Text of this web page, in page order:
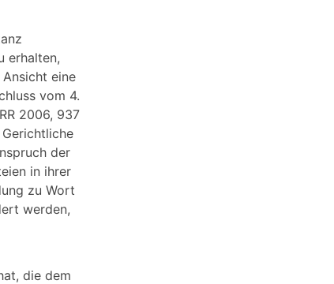
erhalten,
eine
vom 4.
2006, 937
Gerichtliche
der
in ihrer
zu Wort
werden,
die dem